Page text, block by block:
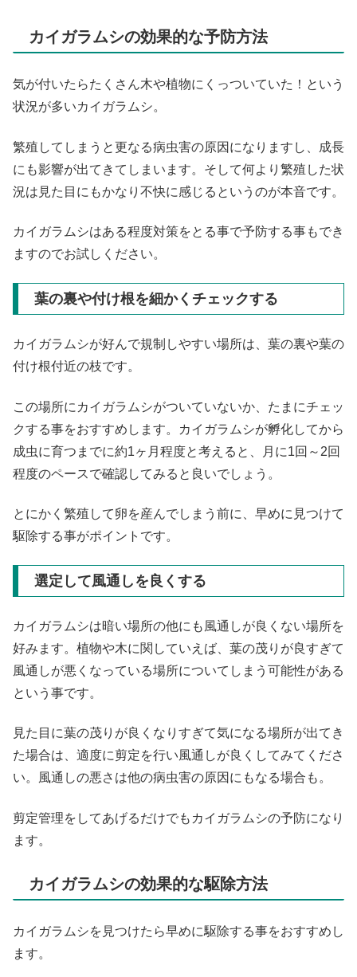
カイガラムシの効果的な予防方法
気が付いたらたくさん木や植物にくっついていた！という
状況が多いカイガラムシ。
繁殖してしまうと更なる病虫害の原因になりますし、成長
にも影響が出てきてしまいます。そして何より繁殖した状
況は見た目にもかなり不快に感じるというのが本音です。
カイガラムシはある程度対策をとる事で予防する事もでき
ますのでお試しください。
葉の裏や付け根を細かくチェックする
カイガラムシが好んで規制しやすい場所は、葉の裏や葉の
付け根付近の枝です。
この場所にカイガラムシがついていないか、たまにチェッ
クする事をおすすめします。カイガラムシが孵化してから
成虫に育つまでに約1ヶ月程度と考えると、月に1回～2回
程度のペースで確認してみると良いでしょう。
とにかく繁殖して卵を産んでしまう前に、早めに見つけて
駆除する事がポイントです。
選定して風通しを良くする
カイガラムシは暗い場所の他にも風通しが良くない場所を
好みます。植物や木に関していえば、葉の茂りが良すぎて
風通しが悪くなっている場所についてしまう可能性がある
という事です。
見た目に葉の茂りが良くなりすぎて気になる場所が出てき
た場合は、適度に剪定を行い風通しが良くしてみてくださ
い。風通しの悪さは他の病虫害の原因にもなる場合も。
剪定管理をしてあげるだけでもカイガラムシの予防になり
ます。
カイガラムシの効果的な駆除方法
カイガラムシを見つけたら早めに駆除する事をおすすめし
ます。